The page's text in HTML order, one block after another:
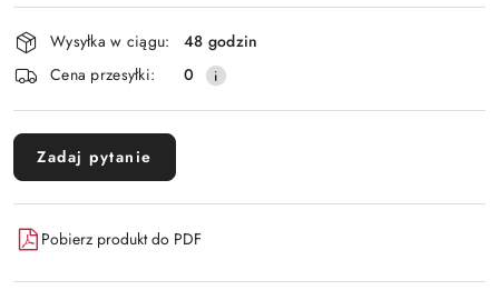
Dostępność
i
dostawa
Wysyłka w ciągu:
48 godzin
Cena przesyłki:
0
Zadaj pytanie
Pobierz produkt do PDF